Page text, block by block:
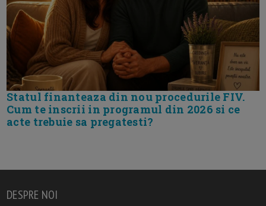
Statul finanteaza din nou procedurile FIV.
Cum te inscrii in programul din 2026 si ce
acte trebuie sa pregatesti?
DESPRE NOI